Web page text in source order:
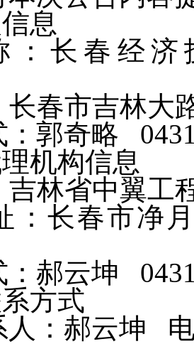
息
：长春经济
长春市吉林大
郭奇略
机构信息
吉林
春市净月
郝云坤
方式
：郝云坤